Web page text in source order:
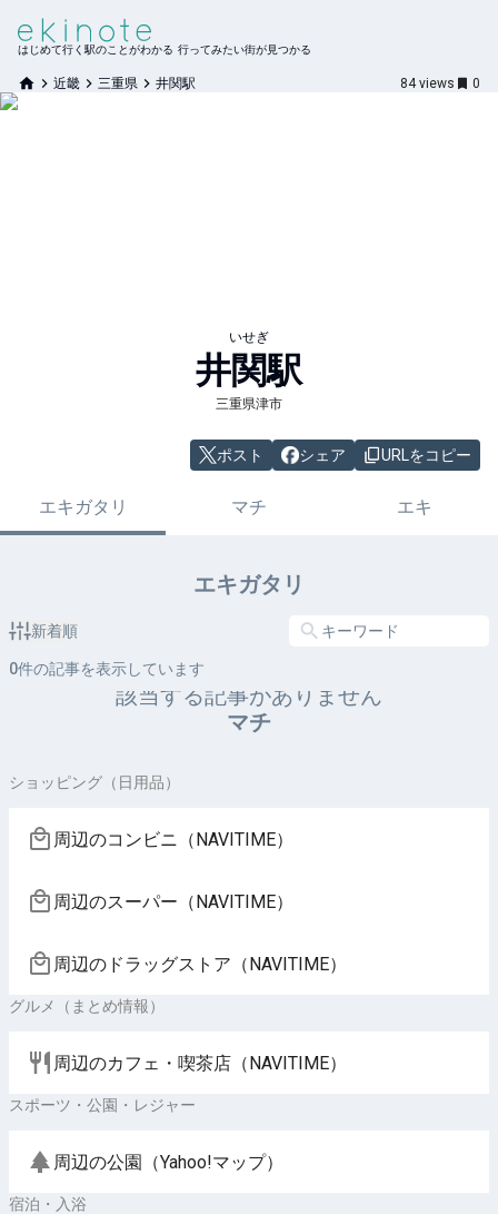
はじめて行く駅のことがわかる 行ってみたい街が見つかる
近畿 三重県 井関駅 84 views 0
いせぎ
井関駅
三重県津市
ポスト シェア URLをコピー
エキガタリ マチ エキ
エキガタリ
新着順
0件の記事を表示しています
該当する記事がありません
マチ
ショッピング（日用品）
周辺のコンビニ（NAVITIME）
周辺のスーパー（NAVITIME）
周辺のドラッグストア（NAVITIME）
グルメ（まとめ情報）
周辺のカフェ・喫茶店（NAVITIME）
スポーツ・公園・レジャー
周辺の公園（Yahoo!マップ）
宿泊・入浴